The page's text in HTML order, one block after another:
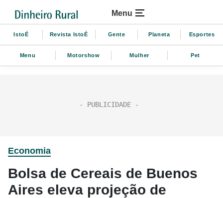
Menu
IstoÉ Revista IstoÉ Gente Planeta Esportes
Menu Motorshow Mulher Pet
Economia
Bolsa de Cereais de Buenos
Aires eleva projeção de